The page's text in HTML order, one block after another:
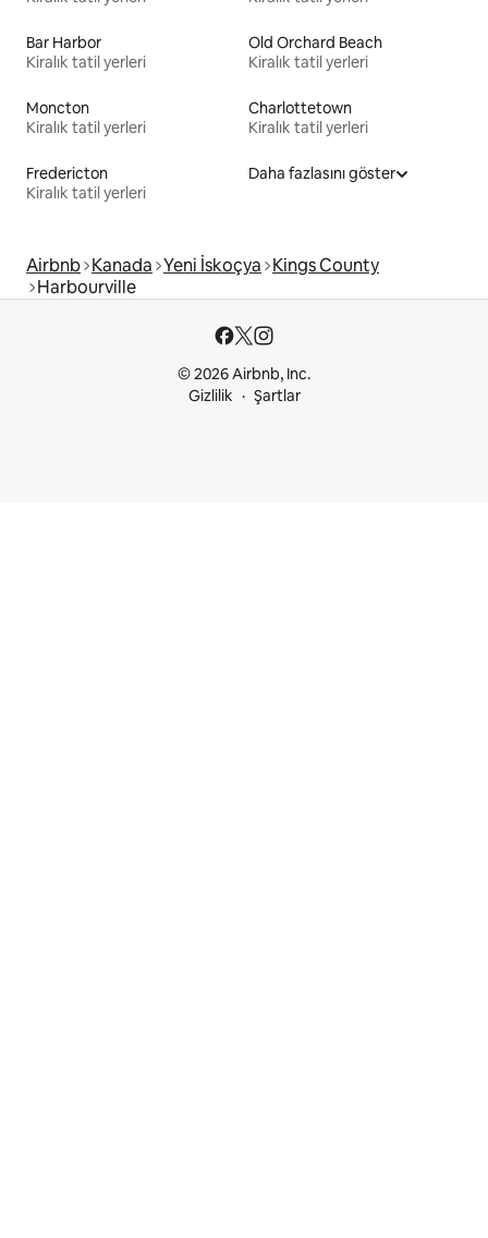
Bar Harbor
Kiralık tatil yerleri
Old Orchard Beach
Kiralık tatil yerleri
Moncton
Kiralık tatil yerleri
Charlottetown
Kiralık tatil yerleri
Fredericton
Kiralık tatil yerleri
Daha fazlasını göster
Airbnb Kanada Yeni İskoçya Kings County
Harbourville
© 2026 Airbnb, Inc.
Gizlilik
Şartlar